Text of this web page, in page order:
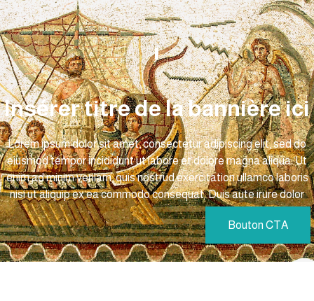
Insérer titre de la bannière ici
Lorem ipsum dolor sit amet, consectetur adipiscing elit, sed do
eiusmod tempor incididunt ut labore et dolore magna aliqua. Ut
enim ad minim veniam, quis nostrud exercitation ullamco laboris
nisi ut aliquip ex ea commodo consequat. Duis aute irure dolor
Bouton CTA